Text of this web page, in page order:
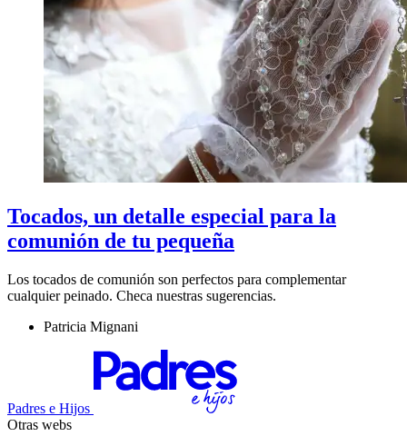
Tocados, un detalle especial para la
comunión de tu pequeña
Los tocados de comunión son perfectos para complementar
cualquier peinado. Checa nuestras sugerencias.
Patricia Mignani
Padres e Hijos
Otras webs